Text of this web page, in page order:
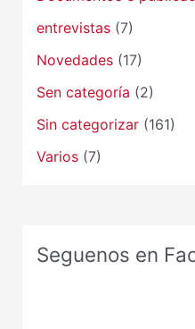
entrevistas(7)
Novedades(17)
Sen categoría (2)
Sin categorizar(161)
Varios(7)
Seguenos en